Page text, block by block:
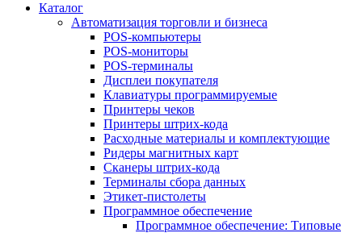
Каталог
Автоматизация торговли и бизнеса
POS-компьютеры
POS-мониторы
POS-терминалы
Дисплеи покупателя
Клавиатуры программируемые
Принтеры чеков
Принтеры штрих-кода
Расходные материалы и комплектующие
Ридеры магнитных карт
Сканеры штрих-кода
Терминалы сбора данных
Этикет-пистолеты
Программное обеспечение
Программное обеспечение: Типовые